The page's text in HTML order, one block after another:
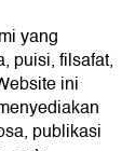
yang
puisi, filsafat,
ini
publikasi